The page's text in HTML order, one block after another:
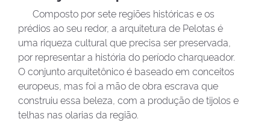
Composto por sete regiões históricas e os
prédios ao seu redor, a arquitetura de Pelotas é
uma riqueza cultural que precisa ser preservada,
por representar a história do período charqueador.
O conjunto arquitetônico é baseado em conceitos
europeus, mas foi a mão de obra escrava que
construiu essa beleza, com a produção de tijolos e
telhas nas olarias da região.